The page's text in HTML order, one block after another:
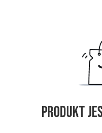
Produkt